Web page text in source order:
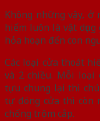
Không những vậy,
hiểm luôn là vật
hỏa hoạn đến con
Các loại cửa thoát
và 2 chiều. Mỗi loại
tựu chung lại thì
tự đóng cửa thì còn
chống trộm cắp.